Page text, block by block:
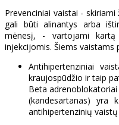
Prevenciniai vaistai -
gali būti alinantys arba
mėnesį, - vartojami
injekcijomis. Šiems vaistams
Antihipertenziniai
kraujospūdžio ir taip
Beta
(kandesartanas) yra
antihipertenzinių vaistų